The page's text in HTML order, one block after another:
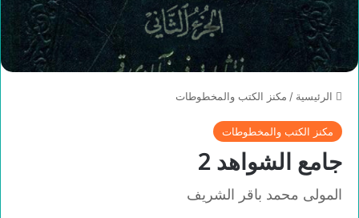
الرئيسية / مكنز الكتب والمخطوطات
مكنز الكتب والمخطوطات
جامع الشواهد 2
المولى محمد باقر الشريف